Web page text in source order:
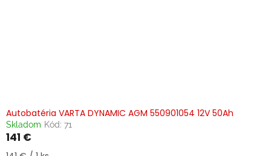
Autobatéria VARTA DYNAMIC AGM 550901054 12V 50Ah
Skladom Kód: 71
141 €